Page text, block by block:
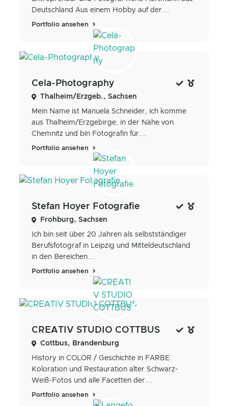
Deutschland Aus einem Hobby auf der...
Portfolio ansehen
Cela-Photography
Thalheim/Erzgeb., Sachsen
Mein Name ist Manuela Schneider, ich komme
aus Thalheim/Erzgebirge, in der Nähe von
Chemnitz und bin Fotografin für...
Portfolio ansehen
Stefan Hoyer Fotografie
Frohburg, Sachsen
Ich bin seit über 20 Jahren als selbstständiger
Berufsfotograf in Leipzig und Mitteldeutschland
in den Bereichen...
Portfolio ansehen
CREATIV STUDIO COTTBUS
Cottbus, Brandenburg
History in COLOR / Geschichte in FARBE.
Koloration und Restauration alter Schwarz-
Weiß-Fotos und alle Facetten der...
Portfolio ansehen